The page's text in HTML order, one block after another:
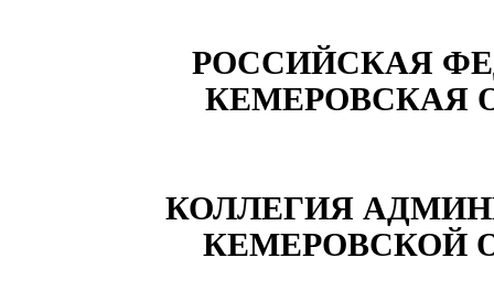
РОССИЙСКАЯ
КЕМЕРОВСКАЯ
КОЛЛЕГИЯ
КЕМЕРОВСКОЙ